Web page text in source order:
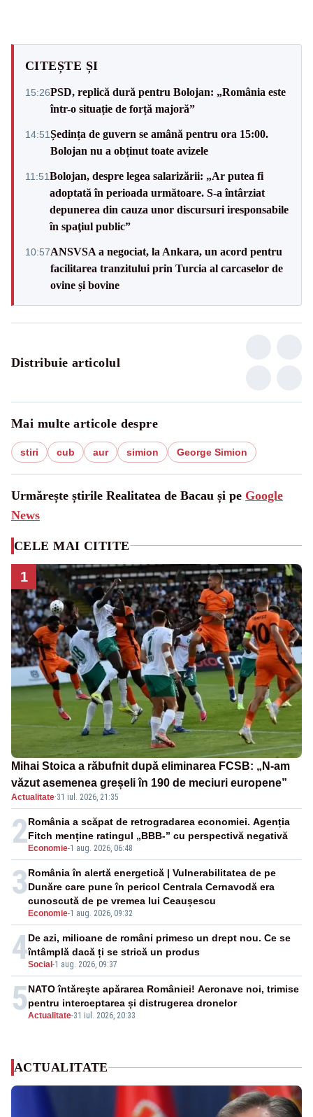
CITEȘTE ȘI
15:26PSD, replică dură pentru Bolojan: „România este
într-o situație de forță majoră”
14:51Ședința de guvern se amână pentru ora 15:00.
Bolojan nu a obținut toate avizele
11:51Bolojan, despre legea salarizării: „Ar putea fi
adoptată în perioada următoare. S-a întârziat
depunerea din cauza unor discursuri iresponsabile
în spaţiul public”
10:57ANSVSA a negociat, la Ankara, un acord pentru
facilitarea tranzitului prin Turcia al carcaselor de
ovine și bovine
Distribuie articolul
Mai multe articole despre
stiri cub aur simion George Simion
Urmărește știrile Realitatea de Bacau și pe Google
News
CELE MAI CITITE
1
Mihai Stoica a răbufnit după eliminarea FCSB: „N-am
văzut asemenea greșeli în 190 de meciuri europene”
Actualitate·31 iul. 2026, 21:35
2 Economie-1 aug. 2026, 06:48
România a scăpat de retrogradarea economiei. Agenția
Fitch menține ratingul „BBB-” cu perspectivă negativă
3
Economie-1 aug. 2026, 09:32
România în alertă energetică | Vulnerabilitatea de pe
Dunăre care pune în pericol Centrala Cernavodă era
cunoscută de pe vremea lui Ceaușescu
4Social -1 aug. 2026, 09:37
De azi, milioane de români primesc un drept nou. Ce se
întâmplă dacă ți se strică un produs
5Actualitate-31 iul. 2026, 20:33
NATO întărește apărarea României! Aeronave noi, trimise
pentru interceptarea și distrugerea dronelor
ACTUALITATE